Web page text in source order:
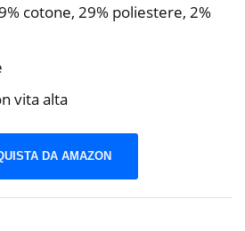
cotone, 29% poliestere, 2%
vita alta
DA AMAZON